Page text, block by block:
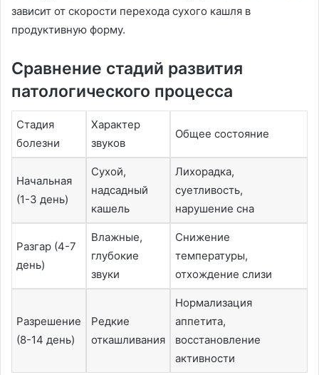
зависит от скорости перехода сухого кашля в
продуктивную форму.
Сравнение стадий развития
патологического процесса
Стадия
болезни
Характер
звуков
Общее состояние
Начальная
(1-3 день)
Сухой,
надсадный
кашель
Лихорадка,
суетливость,
нарушение сна
Разгар (4-7
день)
Влажные,
глубокие
звуки
Снижение
температуры,
отхождение слизи
Разрешение
(8-14 день)
Редкие
откашливания
Нормализация
аппетита,
восстановление
активности